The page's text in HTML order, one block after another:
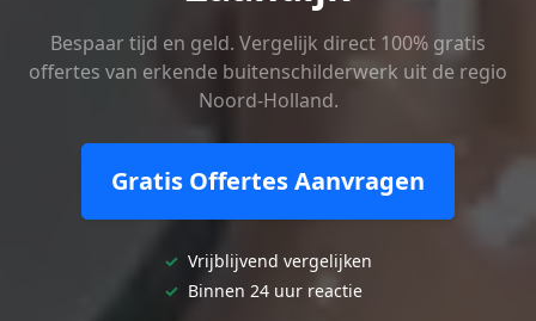
Bespaar tijd en geld. Vergelijk direct 100% gratis
offertes van erkende buitenschilderwerk uit de regio
Noord-Holland.
Gratis Offertes Aanvragen
✓ Vrijblijvend vergelijken
✓ Binnen 24 uur reactie